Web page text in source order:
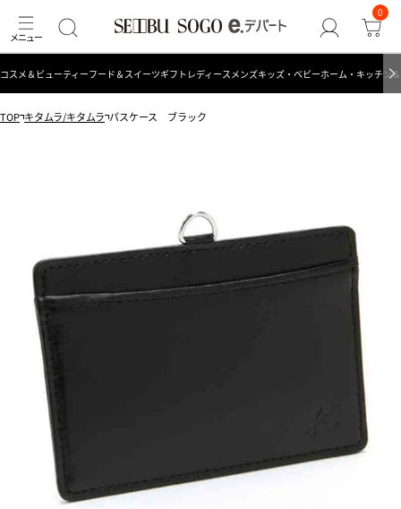
0
コスメ＆ビューティーフード＆スイーツギフト レディース メンズキッズ・ベビーホーム・キッチン
TOP キタムラ/キタムラ パスケース ブラック